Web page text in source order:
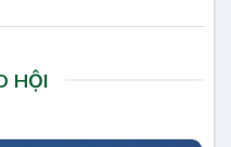
HỘI